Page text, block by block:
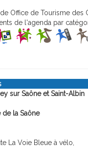
Office de Tourisme des
de l'agenda par
sur Saône et Saint-Albin
de la Saône
La Voie Bleue à vélo,